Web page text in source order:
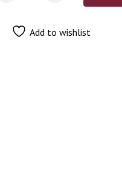
Add to wishlist